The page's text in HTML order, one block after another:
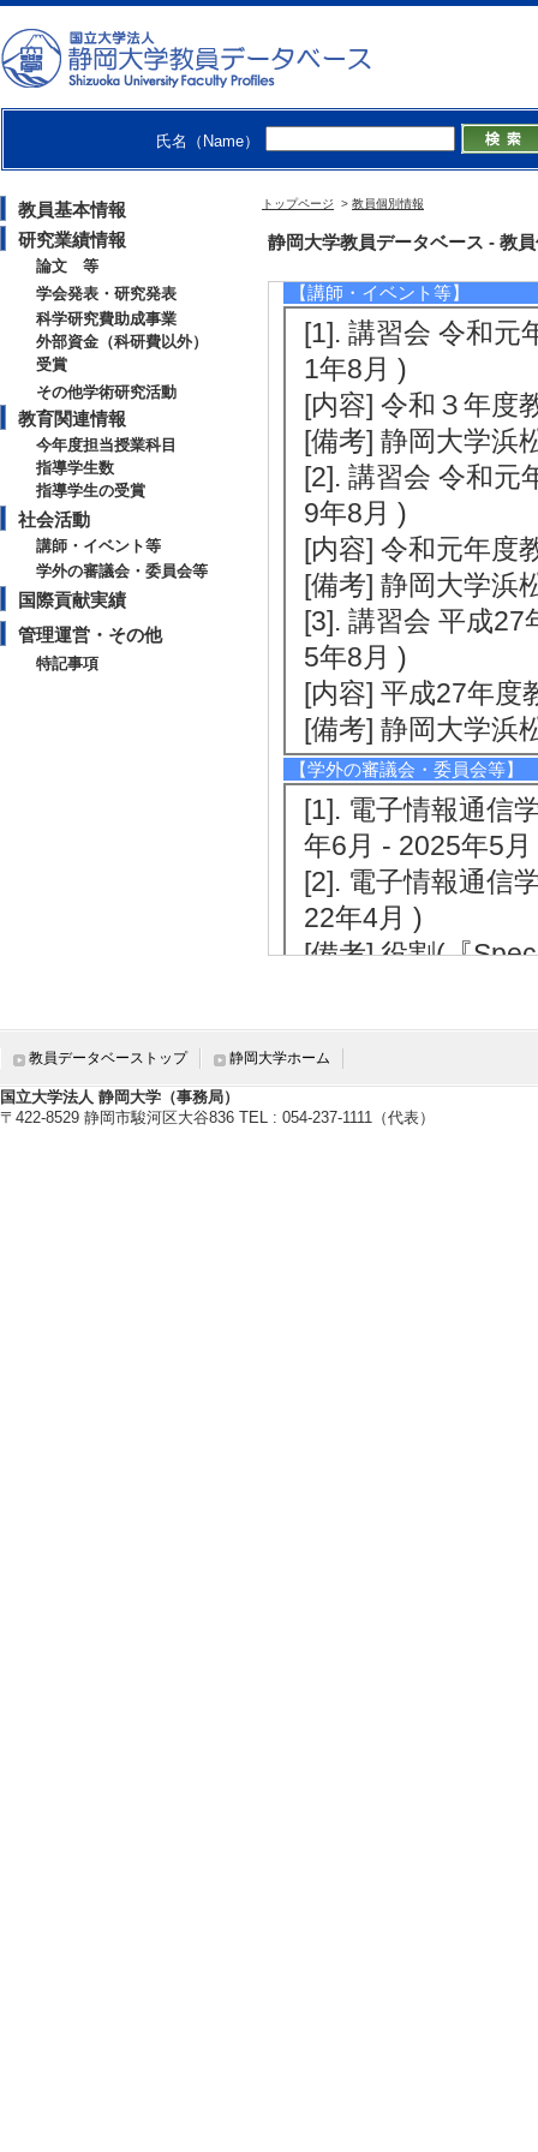
氏名（Name）
教員基本情報
研究業績情報
論文 等
学会発表・研究発表
科学研究費助成事業
外部資金（科研費以外）
受賞
その他学術研究活動
教育関連情報
今年度担当授業科目
指導学生数
指導学生の受賞
社会活動
講師・イベント等
学外の審議会・委員会等
国際貢献実績
管理運営・その他
特記事項
トップページ > 教員個別情報
静岡大学教員データベース - 教
[5]. 電子情報通信
月)
[備考] 平成28年6
社会活動
【講師・イベント等】
[1]. 講習会 令和元
1年8月 )
[内容] 令和３年度
[備考] 静岡大学浜
[2]. 講習会 令和元
9年8月 )
[内容] 令和元年度
[備考] 静岡大学浜
[3]. 講習会 平成27
5年8月 )
[内容] 平成27年度
[備考] 静岡大学浜
【学外の審議会・委員会等】
[1]. 電子情報通信
年6月 - 2025年5
[2]. 電子情報通信
22年4月 )
[備考] 役割(『
[3]. 電子情報通信
[備考] 役割(研究
[4]. 電子情報通信
20年1月 )
教員データベーストップ 静岡大学ホーム
国立大学法人 静岡大学（事務局）
〒422-8529 静岡市駿河区大谷836 TEL : 054-237-1111（代表）